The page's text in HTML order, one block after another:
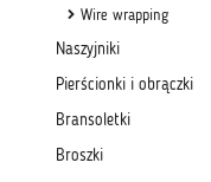
Wire wrapping
Naszyjniki
Pierścionki i obrączki
Bransoletki
Broszki